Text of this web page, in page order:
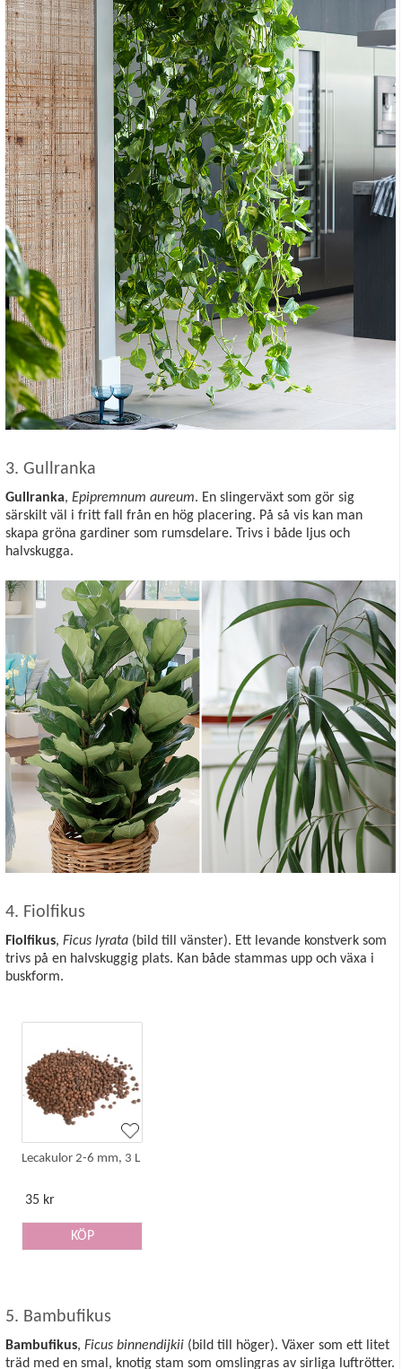
3. Gullranka
Gullranka, Epipremnum aureum. En slingerväxt som gör sig
särskilt väl i fritt fall från en hög placering. På så vis kan man
skapa gröna gardiner som rumsdelare. Trivs i både ljus och
halvskugga.
4. Fiolfikus
Fiolfikus, Ficus lyrata (bild till vänster). Ett levande konstverk som
trivs på en halvskuggig plats. Kan både stammas upp och växa i
buskform.
Lecakulor 2-6 mm, 3 L
35 kr
KÖP
5. Bambufikus
Bambufikus, Ficus binnendijkii (bild till höger). Växer som ett litet
träd med en smal, knotig stam som omslingras av sirliga luftrötter.